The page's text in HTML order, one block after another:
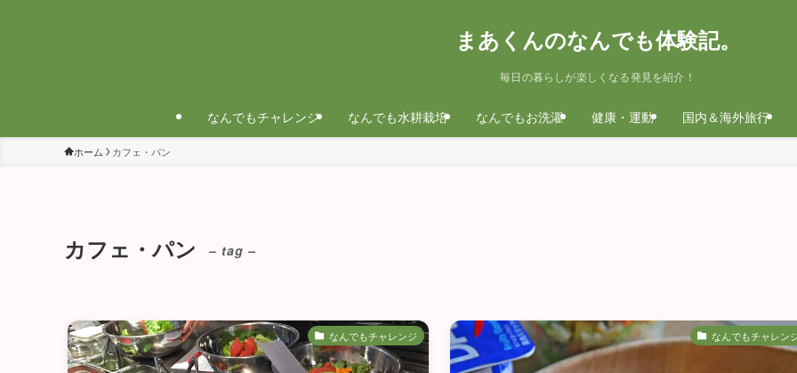
まあくんのなんでも体験記。
毎日の暮らしが楽しくなる発見を紹介！
なんでもチャレンジ なんでも水耕栽培 なんでもお洗濯 健康・運動 国内＆海外旅行
ホーム カフェ・パン
カフェ・パン – tag –
なんでもチャレンジ なんでもチャレン